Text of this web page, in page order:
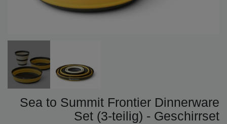
Sea to Summit Frontier Dinnerware
Set (3-teilig) - Geschirrset